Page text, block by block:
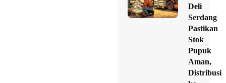
Deli
Serdang
Pastikan
Stok
Pupuk
Aman,
Distribusi